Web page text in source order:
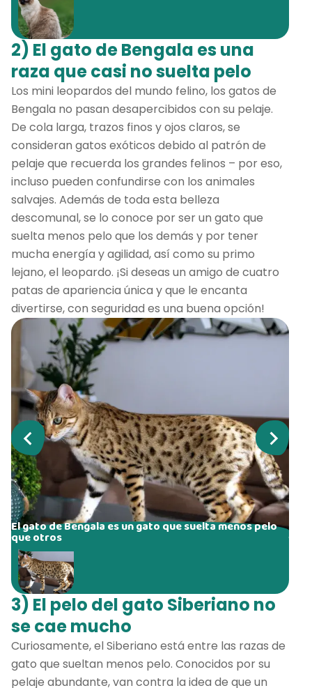
2) El gato de Bengala es una
raza que casi no suelta pelo
Los mini leopardos del mundo felino, los gatos de
Bengala no pasan desapercibidos con su pelaje.
De cola larga, trazos finos y ojos claros, se
consideran gatos exóticos debido al patrón de
pelaje que recuerda los grandes felinos – por eso,
incluso pueden confundirse con los animales
salvajes. Además de toda esta belleza
descomunal, se lo conoce por ser un gato que
suelta menos pelo que los demás y por tener
mucha energía y agilidad, así como su primo
lejano, el leopardo. ¡Si deseas un amigo de cuatro
patas de apariencia única y que le encanta
divertirse, con seguridad es una buena opción!
El gato de Bengala es un gato que suelta menos pelo
que otros
3) El pelo del gato Siberiano no
se cae mucho
Curiosamente, el Siberiano está entre las razas de
gato que sueltan menos pelo. Conocidos por su
pelaje abundante, van contra la idea de que un